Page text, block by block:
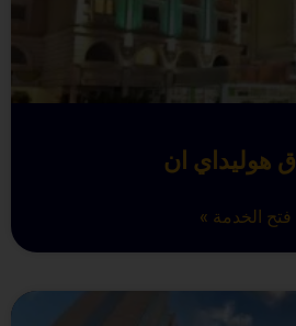
هوليداي ان
فتح الخدمة »